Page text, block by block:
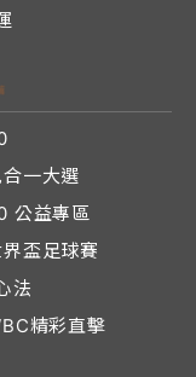
一大選
公益專區
盃足球賽
法
精彩直擊